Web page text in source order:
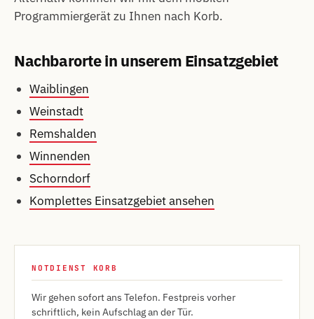
Programmiergerät zu Ihnen nach Korb.
Nachbarorte in unserem Einsatzgebiet
Waiblingen
Weinstadt
Remshalden
Winnenden
Schorndorf
Komplettes Einsatzgebiet ansehen
NOTDIENST KORB
Wir gehen sofort ans Telefon. Festpreis vorher
schriftlich, kein Aufschlag an der Tür.